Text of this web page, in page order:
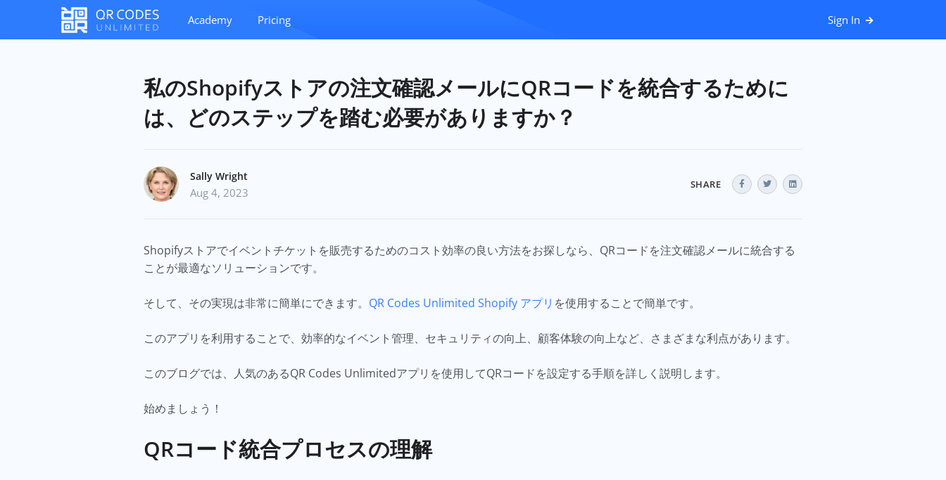
Academy Pricing Sign In
私のShopifyストアの注文確認メールにQRコードを統合するために
は、どのステップを踏む必要がありますか？
Sally Wright
Aug 4, 2023
SHARE
Shopifyストアでイベントチケットを販売するためのコスト効率の良い方法をお探しなら、QRコードを注文確認メールに統合する
ことが最適なソリューションです。
そして、その実現は非常に簡単にできます。 QR Codes Unlimited Shopify アプリ を使用することで簡単です。
このアプリを利用することで、効率的なイベント管理、セキュリティの向上、顧客体験の向上など、さまざまな利点があります。
このブログでは、人気のあるQR Codes Unlimitedアプリを使用してQRコードを設定する手順を詳しく説明します。
始めましょう！
QRコード統合プロセスの理解